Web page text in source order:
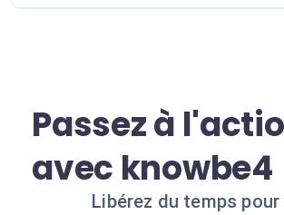
Passez à
avec knowbe4
Libérez du temps pour